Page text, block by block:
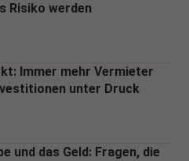
Risiko werden
Immer mehr Vermieter
unter Druck
und das Geld: Fragen, die